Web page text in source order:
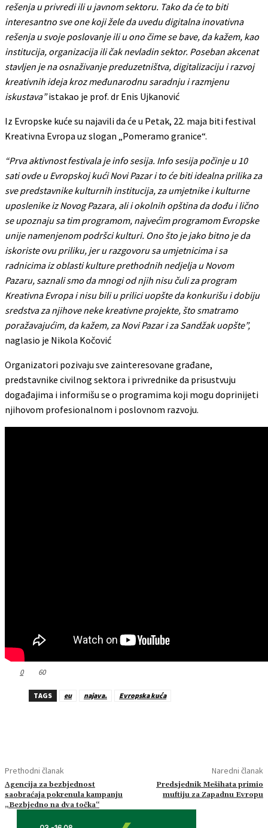
rešenja u privredi ili u javnom sektoru. Tako da će to biti
interesantno sve one koji žele da uvedu digitalna inovativna
rešenja u svoje poslovanje ili u ono čime se bave, da kažem, kao
institucija, organizacija ili čak nevladin sektor. Poseban akcenat
stavljen je na osnaživanje preduzetništva, digitalizaciju i razvoj
kreativnih ideja kroz međunarodnu saradnju i razmjenu
iskustava”istakao je prof. dr Enis Ujkanović
Iz Evropske kuće su najavili da će u Petak, 22. maja biti festival
Kreativna Evropa uz slogan „Pomeramo granice“.
“Prva aktivnost festivala je info sesija. Info sesija počinje u 10
sati ovde u Evropskoj kući Novi Pazar i to će biti idealna prilika za
sve predstavnike kulturnih institucija, za umjetnike i kulturne
uposlenike iz Novog Pazara, ali i okolnih opština da dođu i lično
se upoznaju sa tim programom, najvećim programom Evropske
unije namenjenom podršci kulturi. Ono što je jako bitno je da
iskoriste ovu priliku, jer u razgovoru sa umjetnicima i sa
radnicima iz oblasti kulture prethodnih nedjelja u Novom
Pazaru, saznali smo da mnogi od njih nisu čuli za program
Kreativna Evropa i nisu bili u prilici uopšte da konkurišu i dobiju
sredstva za njihove neke kreativne projekte, što smatramo
poražavajućim, da kažem, za Novi Pazar i za Sandžak uopšte”,
naglasio je Nikola Kočović
Organizatori pozivaju sve zainteresovane građane,
predstavnike civilnog sektora i privrednike da prisustvuju
događajima i informišu se o programima koji mogu doprinijeti
njihovom profesionalnom i poslovnom razvoju.
0 60
TAGS eu najava. Evropska kuća
Prethodni članak
Agencija za bezbjednost
saobraćaja pokrenula kampanju
„Bezbjedno na dva točka“
Naredni članak
Predsjednik Mešihata primio
muftiju za Zapadnu Evropu